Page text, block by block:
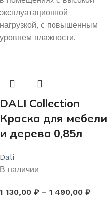
эксплуатационной
нагрузкой, с повышенным
уровнем влажности.
DALI Collection
Краска для мебели
и дерева 0,85л
Dali
В наличии
1 130,00 ₽ – 1 490,00 ₽